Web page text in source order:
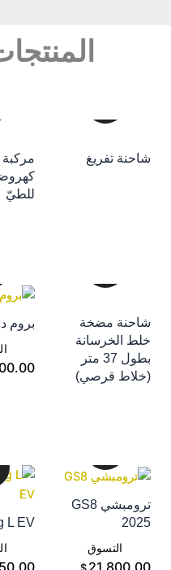
تفريغ
التسوق
مركبة
للطيّ
إضافة
التسوق
مضخة
الخرسانة
بطول 37 متر
قرصي)
إضافة إلى سلة
التسوق
بروم
إضافة
ترومبشي GS8
إضافة إلى سلة
التسوق
L EV
إضافة